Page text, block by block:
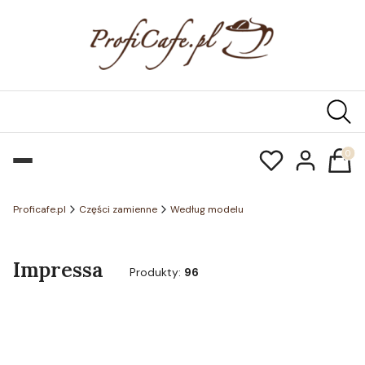
Proficafe.pl Części zamienne Według modelu
Impressa Produkty: 96